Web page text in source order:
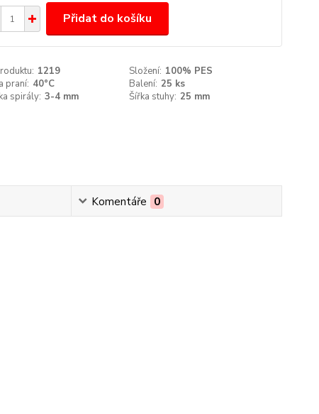
Přidat do košíku
1219 Složení: 100% PES
praní: 40°C Balení: 25 ks
spirály: 3-4 mm Šířka stuhy: 25 mm
Komentáře 0